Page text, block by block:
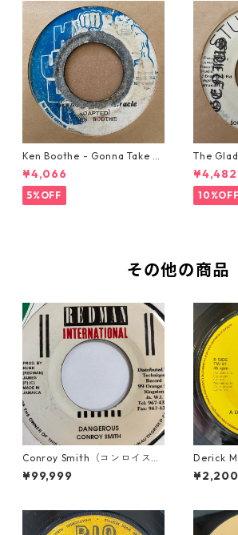
Ken Boothe - Gonna Take A
Miracle【7-21362】
¥4,066
5%OFF
The
【7-
¥4,482
10%OFF
その他の商品
Conroy Smith（コンロイスミ
ス） - Dangerous【7'】
¥99,999
Derick
o
¥2,200